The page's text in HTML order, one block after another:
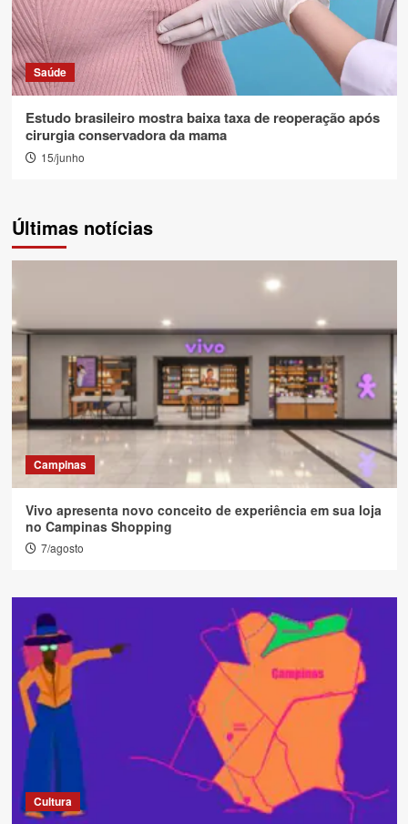
Saúde
Estudo brasileiro mostra baixa taxa de reoperação após
cirurgia conservadora da mama
15/junho
Últimas notícias
Campinas
Vivo apresenta novo conceito de experiência em sua loja
no Campinas Shopping
7/agosto
Cultura